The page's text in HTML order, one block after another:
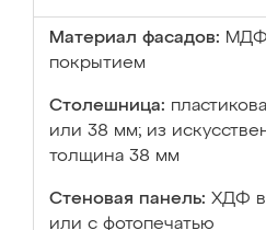
Материал фасадов: МДФ
покрытием
Столешница:
или 38 мм; из
толщина 38 мм
Стеновая панель: ХДФ в
или с фотопечатью